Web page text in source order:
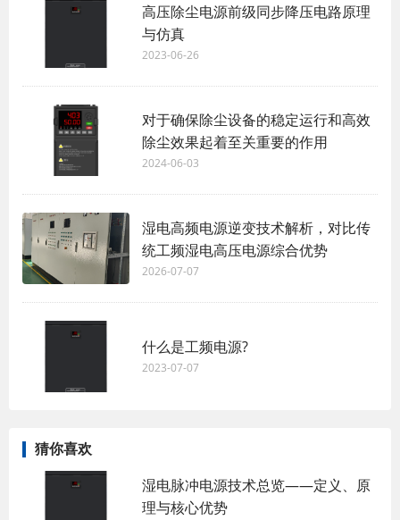
高压除尘电源前级同步降压电路原理
与仿真
2023-06-26
对于确保除尘设备的稳定运行和高效
除尘效果起着至关重要的作用
2024-06-03
湿电高频电源逆变技术解析，对比传
统工频湿电高压电源综合优势
2026-07-07
什么是工频电源?
2023-07-07
猜你喜欢
湿电脉冲电源技术总览——定义、原
理与核心优势